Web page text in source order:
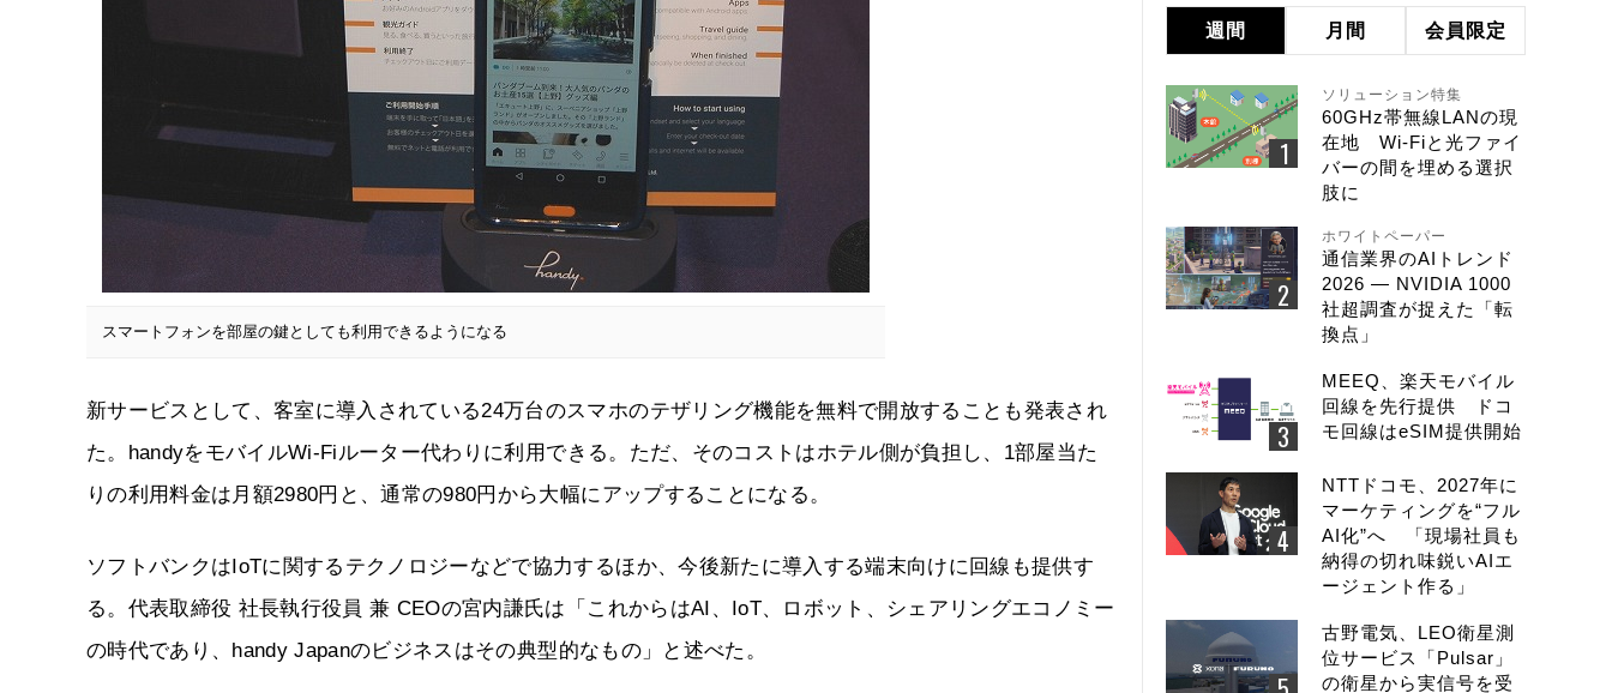
スマートフォンを部屋の鍵としても利用できるようになる
新サービスとして、客室に導入されている24万台のスマホのテザリング機能を無料で開放することも発表され
た。handyをモバイルWi-Fiルーター代わりに利用できる。ただ、そのコストはホテル側が負担し、1部屋当た
りの利用料金は月額2980円と、通常の980円から大幅にアップすることになる。
ソフトバンクはIoTに関するテクノロジーなどで協力するほか、今後新たに導入する端末向けに回線も提供す
る。代表取締役 社長執行役員 兼 CEOの宮内謙氏は「これからはAI、IoT、ロボット、シェアリングエコノミー
の時代であり、handy Japanのビジネスはその典型的なもの」と述べた。
週間 月間 会員限定
ソリューション特集
60GHz帯無線LANの現
在地 Wi-Fiと光ファイ
バーの間を埋める選択
肢に
ホワイトペーパー
通信業界のAIトレンド
2026 ― NVIDIA 1000
社超調査が捉えた「転
換点」
MEEQ、楽天モバイル
回線を先行提供 ドコ
モ回線はeSIM提供開始
NTTドコモ、2027年に
マーケティングを“フル
AI化”へ 「現場社員も
納得の切れ味鋭いAIエ
ージェント作る」
古野電気、LEO衛星測
位サービス「Pulsar」
の衛星から実信号を受